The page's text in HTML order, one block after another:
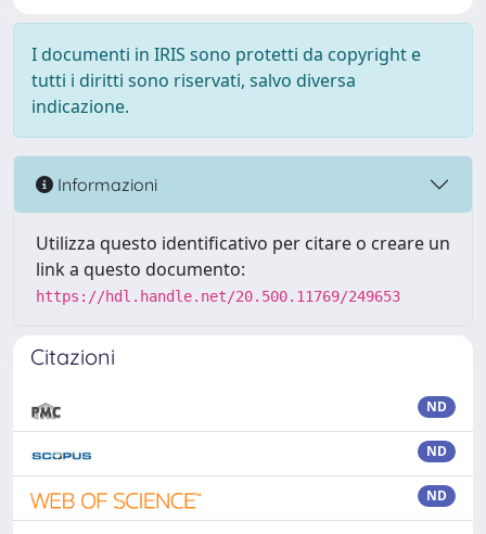
I documenti in IRIS sono protetti da copyright e
tutti i diritti sono riservati, salvo diversa
indicazione.
Informazioni
Utilizza questo identificativo per citare o creare un
link a questo documento:
https://hdl.handle.net/20.500.11769/249653
Citazioni
ND
ND
ND